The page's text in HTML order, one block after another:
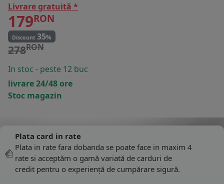
Livrare gratuită *
179RON
Discount 35%
278RON
In stoc - peste 12 buc
livrare 24/48 ore
Stoc magazin
Plata card in rate
Plata in rate fara dobanda se poate face in maxim 4
rate si acceptăm o gamă variată de carduri de
credit pentru o experiență de cumpărare sigură.